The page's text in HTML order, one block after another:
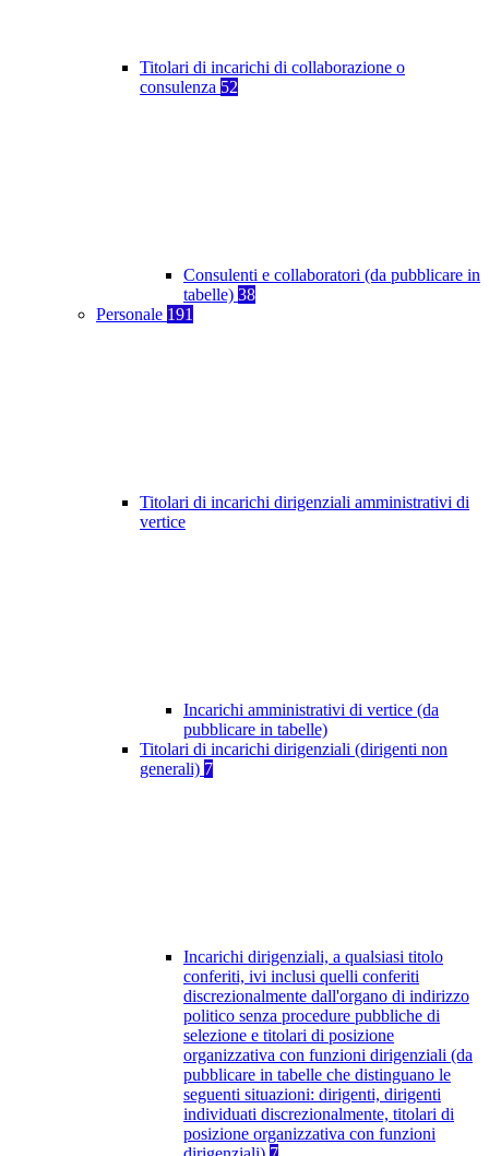
Titolari di incarichi di collaborazione o
consulenza 52
Consulenti e collaboratori (da pubblicare in
tabelle) 38
Personale 191
Titolari di incarichi dirigenziali amministrativi di
vertice
Incarichi amministrativi di vertice (da
pubblicare in tabelle)
Titolari di incarichi dirigenziali (dirigenti non
generali) 7
Incarichi dirigenziali, a qualsiasi titolo
conferiti, ivi inclusi quelli conferiti
discrezionalmente dall'organo di indirizzo
politico senza procedure pubbliche di
selezione e titolari di posizione
organizzativa con funzioni dirigenziali (da
pubblicare in tabelle che distinguano le
seguenti situazioni: dirigenti, dirigenti
individuati discrezionalmente, titolari di
posizione organizzativa con funzioni